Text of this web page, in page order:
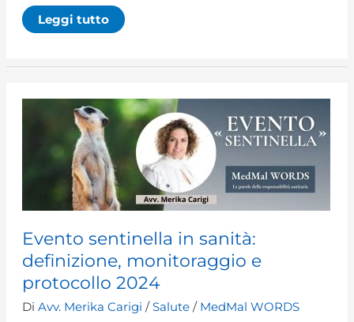
Farmacovigilanza:
cos’è,
e
Leggi tutto
Evento sentinella in sanità:
definizione, monitoraggio e
protocollo 2024
DiAvv. Merika Carigi/Salute / MedMal WORDS